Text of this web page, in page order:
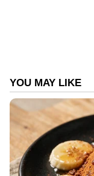
WDWeb Desk
CPM കോൺഗ്രസ്
Follow Us